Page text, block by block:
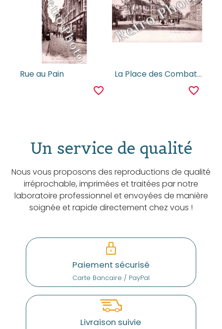
Rue au Pain
favorite_border
La Place des Combattants
favorite_border
Un service de qualité
Nous vous proposons des reproductions de qualité
irréprochable, imprimées et traitées par notre
laboratoire professionnel et envoyées de manière
soignée et rapide directement chez vous !
Paiement sécurisé
Carte Bancaire / PayPal
Livraison suivie